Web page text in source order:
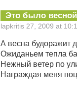
Это было весной
lapkritis 27, 2009 at
А весна будоражит
Ожиданьем тепла
Нежный ветер по
Награждая меня